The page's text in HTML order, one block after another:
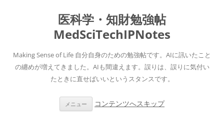
医科学・知財勉強帖
MedSciTechIPNotes
Making Sense of Life 自分自身のための勉強帖です。AIに訊いたこと
の纏めが増えてきました。AIも間違えます。誤りは、誤りに気付い
たときに直せばいいというスタンスです。
メニュー コンテンツへスキップ